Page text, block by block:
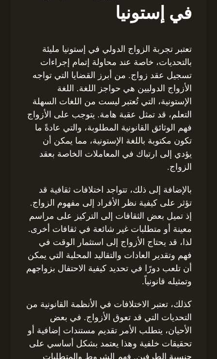
في إستونيا
تعتبر تجربة الزواج الدولي في إستونيا مليئة
بالتحديات، خاصة عند محاولة إتمام إجراءات
تسجيل عقد زواج. من أبرز القضايا التي تواجه
الأزواج الدوليين هي حواجز اللغة. اللغة
الإستونية، التي تُعتبر ليست من اللغات السهلة
التعلم، قد تمثل عقبة هامة. يتوجب على الأزواج
فهم الوثائق القانونية المطلوبة، والتي عادةً ما
تكون مكتوبة باللغة الإستونية، مما يمكن أن
يؤدي إلى ارتباك في المعاملات الخاصة بعقد
الزواج.
بالإضافة إلى ذلك، تتواجد اختلافات ثقافية قد
تؤثر على كيفية نظر الأفراد إلى مفهوم الزواج.
إذ تميل بعض الثقافات إلى التركيز على مراسم
معينة أو متطلبات غير شائعة في ثقافات أخرى.
لذا، قد يحتاج الأزواج إلى استثمار الوقت في
فهم وتقدير العادات والتقاليد المحلية التي يمكن
أن تلعب دورًا في تحديد كيفية الاحتفال بزواجهم
وتمثيله قانونياً.
كذلك، تعتبر الاختلافات في الأنظمة القانونية من
التحديات التي قد تعوق الأزواج. في بعض
الأحيان، يتطلب الأمر تقديم مستندات إضافية أو
تحقيقات خلفية وهذا يعتمد بشكل أساسي على
جنسية الطرفين. فهم الشروط والمتطلبات